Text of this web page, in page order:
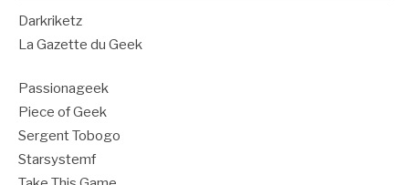
Darkriketz
La Gazette du Geek
Passionageek
Piece of Geek
Sergent Tobogo
Starsystemf